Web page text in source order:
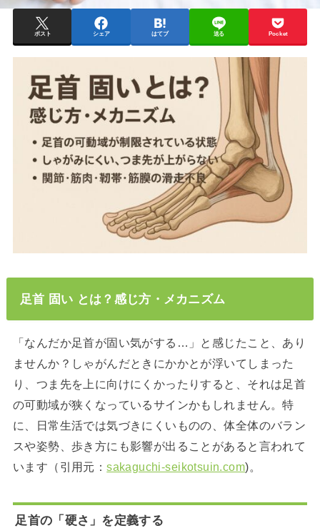
ポスト シェア はてブ 送る Pocket
足首 固い とは？感じ方・メカニズム
「なんだか足首が固い気がする…」と感じたこと、あり
ませんか？しゃがんだときにかかとが浮いてしまった
り、つま先を上に向けにくかったりすると、それは足首
の可動域が狭くなっているサインかもしれません。特
に、日常生活では気づきにくいものの、体全体のバラン
スや姿勢、歩き方にも影響が出ることがあると言われて
います（引用元：sakaguchi-seikotsuin.com)。
足首の「硬さ」を定義する